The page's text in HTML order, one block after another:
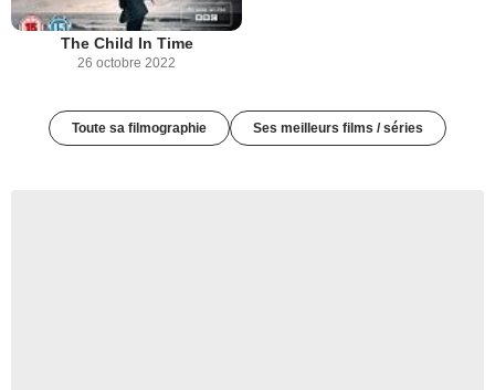
The Child In Time
26 octobre 2022
Toute sa filmographie Ses meilleurs films / séries